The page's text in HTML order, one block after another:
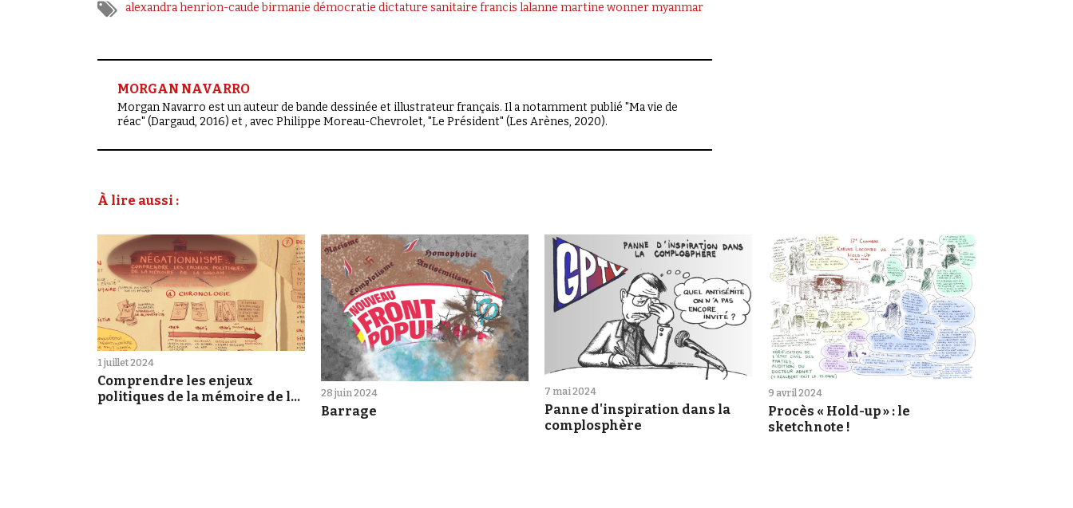
alexandra henrion-caude birmanie démocratie dictature sanitaire francis lalanne martine wonnermyanmar
MORGAN NAVARRO
Morgan Navarro est un auteur de bande dessinée et illustrateur français. Il a notamment publié "Ma vie de
réac" (Dargaud, 2016) et , avec Philippe Moreau-Chevrolet, "Le Président" (Les Arènes, 2020).
À lire aussi :
1 juillet 2024
Comprendre les enjeux
politiques de la mémoire de la
28 juin 2024
Barrage
7 mai 2024
Panne d'inspiration dans la
complosphère
9 avril 2024
Procès « Hold-up » : le
sketchnote !